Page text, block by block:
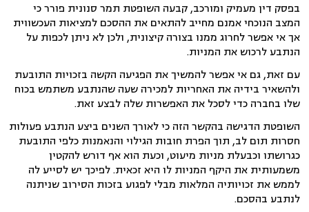
בפסק דין מעמיק ומורכב, קבעה השופטת תמר סנונית פורר כי
המצב הנוכחי אמנם מחייב להתאים את ההסכם למציאות העכשווית
אך אי אפשר לחרוג ממנו בצורה קיצונית, ולכן לא ניתן לכפות על
הנתבע לרכוש את המניות.
עם זאת, גם אי אפשר להמשיך את הפגיעה הקשה בזכויות התובעת
ולהשאיר בידיה את האחריות למכירה שעה שהנתבע משתמש בכוח
שלו בחברה כדי לסכל את האפשרות שלה לבצע זאת.
השופטת הדגישה בהקשר הזה כי לאורך השנים ביצע הנתבע פעולות
חסרות תום לב, תוך הפרת חובות הגילוי והנאמנות כלפי התובעת
כגרושתו וכבעלת מניות מיעוט, וכעת הוא אף דורש להקטין
משמעותית את היקף המניות לו היא זכאית. לפיכך יש לסייע לה
לממש את זכויותיה המלאות מבלי לפגוע בזכות הסירוב שניתנה
לנתבע בהסכם.